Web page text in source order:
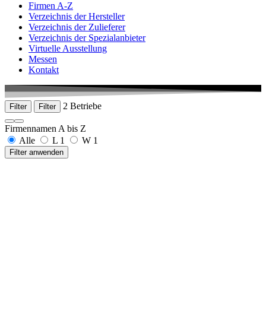
Firmen A-Z
Verzeichnis der Hersteller
Verzeichnis der Zulieferer
Verzeichnis der Spezialanbieter
Virtuelle Ausstellung
Messen
Kontakt
Filter Filter 2 Betriebe
Firmennamen A bis Z
Alle
L 1 W 1
Filter anwenden